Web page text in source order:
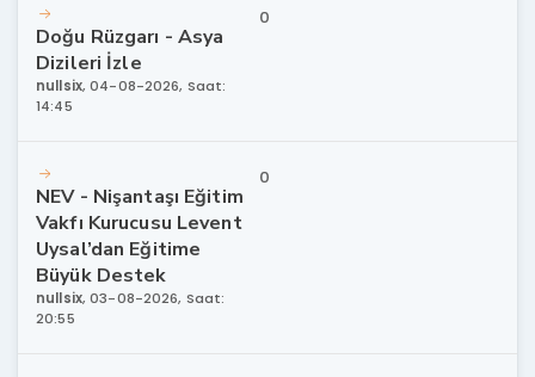
Doğu Rüzgarı - Asya
Dizileri İzle
nullsix,04-08-2026, Saat:
14:45
0
NEV - Nişantaşı Eğitim
Vakfı Kurucusu Levent
Uysal’dan Eğitime
Büyük Destek
nullsix,03-08-2026, Saat:
20:55
0